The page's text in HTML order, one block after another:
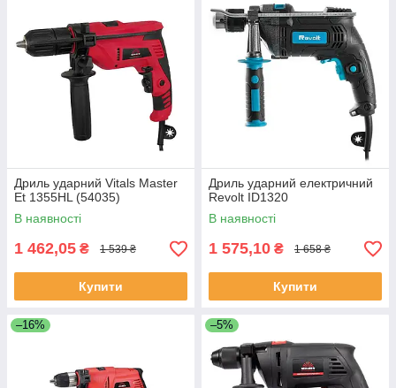
Дриль ударний Vitals Master
Et 1355HL (54035)
В наявності
1 462,05 ₴ 1 539 ₴
Купити
Дриль ударний електричний
Revolt ID1320
В наявності
1 575,10 ₴ 1 658 ₴
Купити
–16% –5%